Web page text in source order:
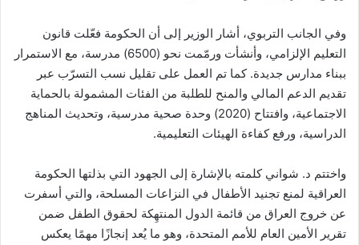
وفي الجانب التربوي، أشار الوزير إلى أن الحكومة فعّلت قانون
التعليم الإلزامي، وأنشأت ورمّمت نحو (6500) مدرسة، مع الاستمرار
ببناء مدارس جديدة. كما تم العمل على تقليل نسب التسرّب عبر
تقديم الدعم المالي والمنح للطلبة من الفئات المشمولة بالحماية
الاجتماعية، وافتتاح (2020) وحدة صحية مدرسية، وتحديث المناهج
الدراسية، ورفع كفاءة الهيئات التعليمية.
واختتم د. شواني كلمته بالإشارة إلى الجهود التي بذلتها الحكومة
العراقية لمنع تجنيد الأطفال في النزاعات المسلحة، والتي أسفرت
عن خروج العراق من قائمة الدول المنتهِكة لحقوق الطفل ضمن
تقرير الأمين العام للأمم المتحدة، وهو ما يُعد إنجازًا مهمًا يعكس